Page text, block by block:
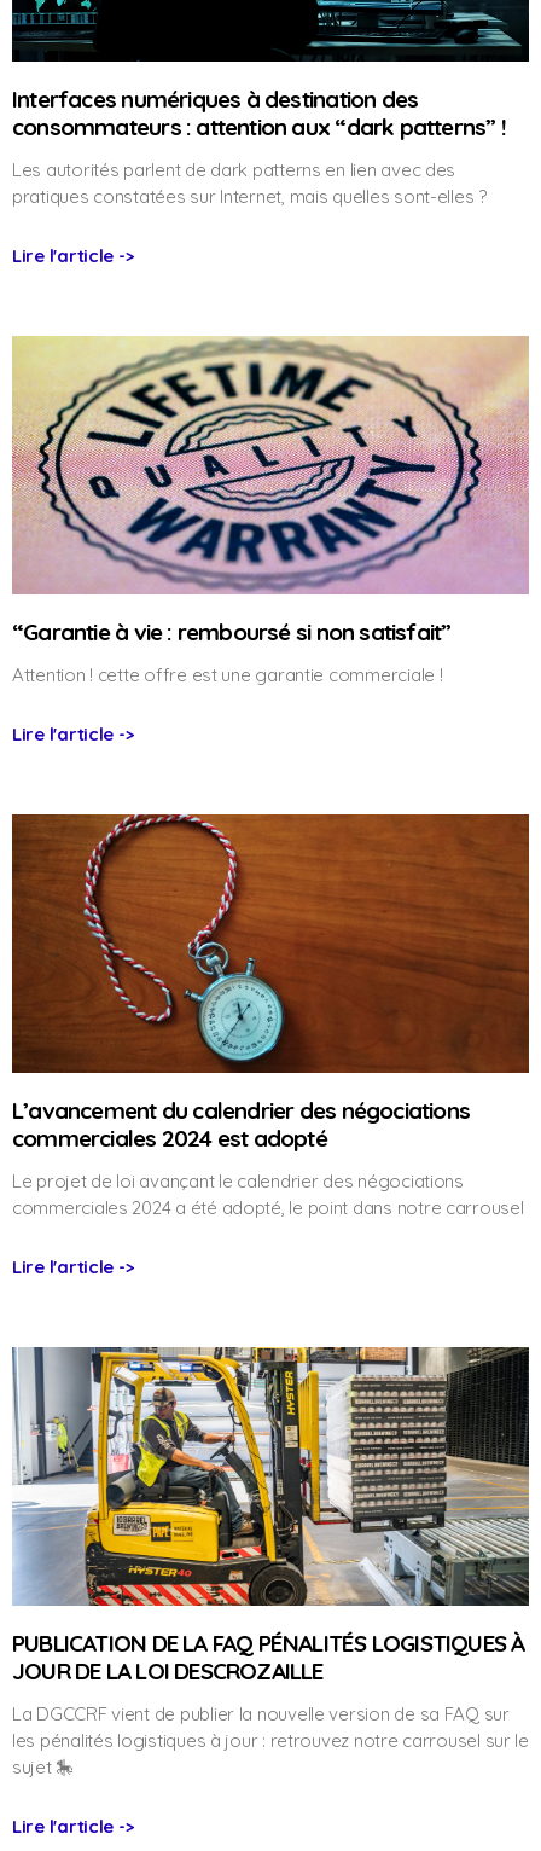
Interfaces numériques à destination des
consommateurs : attention aux “dark patterns” !
Les autorités parlent de dark patterns en lien avec des
pratiques constatées sur Internet, mais quelles sont-elles ?
Lire l'article ->
“Garantie à vie : remboursé si non satisfait”
Attention ! cette offre est une garantie commerciale !
Lire l'article ->
L’avancement du calendrier des négociations
commerciales 2024 est adopté
Le projet de loi avançant le calendrier des négociations
commerciales 2024 a été adopté, le point dans notre carrousel
Lire l'article ->
PUBLICATION DE LA FAQ PÉNALITÉS LOGISTIQUES À
JOUR DE LA LOI DESCROZAILLE
La DGCCRF vient de publier la nouvelle version de sa FAQ sur
les pénalités logistiques à jour : retrouvez notre carrousel sur le
sujet 🎠
Lire l'article ->